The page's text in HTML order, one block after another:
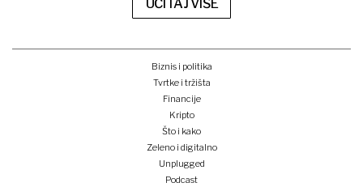
UČITAJ VIŠE
Biznis i politika
Tvrtke i tržišta
Financije
Kripto
Što i kako
Zeleno i digitalno
Unplugged
Podcast